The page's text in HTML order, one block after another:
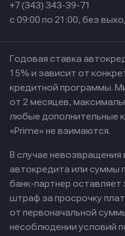
+7 (343) 343-39-71
с 09:00 по 21:00, без
Годовая ставка
15% и зависит от
кредитной программы.
от 2 месяцев,
любые дополнительные
«Prime» не взимаются.
В случае
автокредита или суммы
банк-партнер оставляет
штраф за просрочку
от первоначальной
несоблюдении условий